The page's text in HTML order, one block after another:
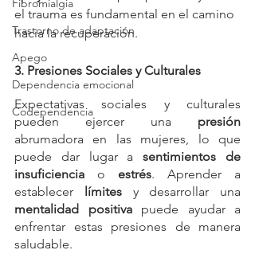
Fibromialgia
Trastorno de adaptación
Apego
Dependencia emocional
Codependencia
el trauma es fundamental en el camino
hacia la recuperación.
3. Presiones Sociales y Culturales
Expectativas sociales y culturales
pueden ejercer una presión
abrumadora en las mujeres, lo que
puede dar lugar a sentimientos de
insuficiencia o estrés. Aprender a
establecer límites
mentalidad positiva puede ayudar a
enfrentar estas presiones de manera
saludable.